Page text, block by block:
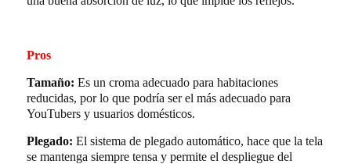
Pros
Tamaño: Es un croma adecuado para habitaciones
reducidas, por lo que podría ser el más adecuado para
YouTubers y usuarios domésticos.
Plegado: El sistema de plegado automático, hace que la tela
se mantenga siempre tensa y permite el despliegue del